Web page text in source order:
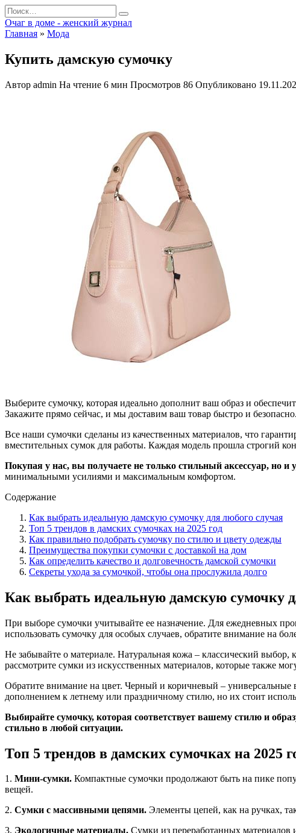
Перейти
к
содержанию
Search
for:
Очаг в доме - женский журнал
Главная » Мода
Купить дамскую сумочку
Автор admin На чтение 6 мин Просмотров 86 Опубликовано
Выберите сумочку, которая идеально дополнит ваш образ и
Закажите прямо сейчас, и мы доставим ваш товар быстро и
Все наши сумочки сделаны из качественных материалов, что
вместительных сумок для работы. Каждая модель прошла строгий
Покупая у нас, вы получаете не только стильный аксессуар, но
минимальными усилиями и максимальным комфортом.
Содержание
Как выбрать идеальную дамскую сумочку для любого случая
Топ 5 трендов в дамских сумочках на 2025 год
Как правильно подобрать сумочку по стилю и цвету одежды
Преимущества покупки сумочки с доставкой на дом
Как определить качество и долговечность дамской сумочки
Секреты ухода за сумочкой, чтобы она прослужила долго
Как выбрать идеальную дамскую сумочку
При выборе сумочки учитывайте ее назначение. Для ежедневных
использовать сумочку для особых случаев, обратите внимание на
Не забывайте о материале. Натуральная кожа – классический
рассмотрите сумки из искусственных материалов, которые также
Обратите внимание на цвет. Черный и коричневый –
дополнением к летнему или праздничному стилю, но их стоит
Выбирайте сумочку, которая соответствует вашему стилю и
стильно в любой ситуации.
Топ 5 трендов в дамских сумочках на 2025
1. Мини-сумки. Компактные сумочки продолжают быть на пике
вещей.
2. Сумки с массивными цепями. Элементы цепей, как на ручках,
3. Экологичные материалы. Сумки из переработанных материалов